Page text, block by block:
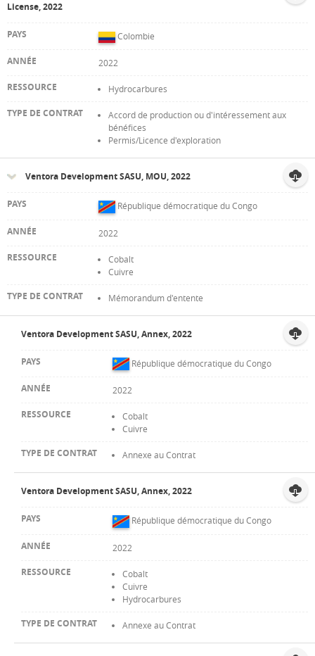
License, 2022
Colombie
2022
Hydrocarbures
Accord de production ou d'intéressement aux
bénéfices
Permis/Licence d'exploration
Ventora Development SASU, MOU, 2022
République démocratique du Congo
2022
Cobalt
Cuivre
Mémorandum d'entente
Ventora Development SASU, Annex, 2022
République démocratique du Congo
2022
Cobalt
Cuivre
Annexe au Contrat
Ventora Development SASU, Annex, 2022
République démocratique du Congo
2022
Cobalt
Cuivre
Hydrocarbures
Annexe au Contrat